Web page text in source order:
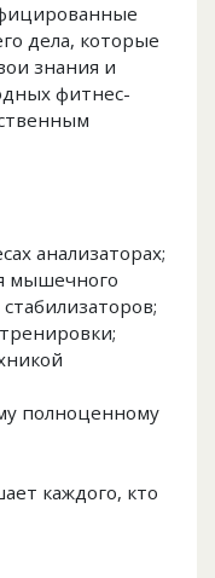
дела, которые
знания и
фитнес-
анализаторах;
мышечного
полноценному
каждого, кто